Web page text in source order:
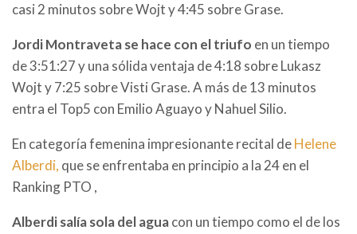
casi 2 minutos sobre Wojt y 4:45 sobre Grase.
Jordi Montraveta se hace con el triufo en un tiempo
de 3:51:27 y una sólida ventaja de 4:18 sobre Lukasz
Wojt y 7:25 sobre Visti Grase. A más de 13 minutos
entra el Top5 con Emilio Aguayo y Nahuel Silio.
En categoría femenina impresionante recital deHelene
Alberdi, que se enfrentaba en principio a la 24 en el
Ranking PTO ,
Alberdi salía sola del aguacon un tiempo como el de los